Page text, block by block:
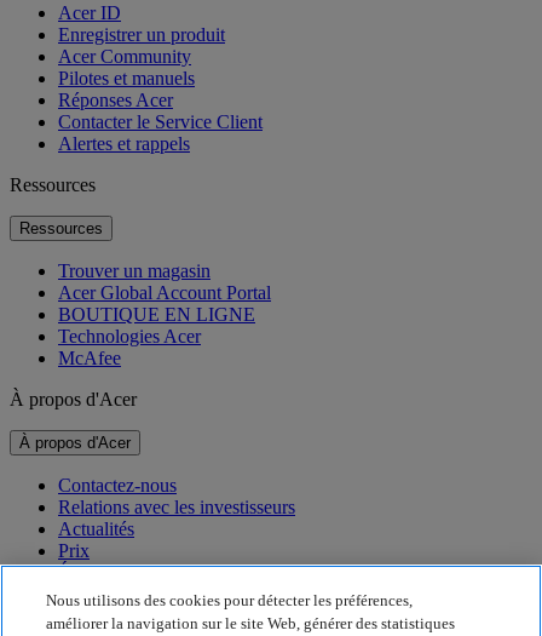
Acer ID
Enregistrer un produit
Acer Community
Pilotes et manuels
Réponses Acer
Contacter le Service Client
Alertes et rappels
Ressources
Ressources
Trouver un magasin
Acer Global Account Portal
BOUTIQUE EN LIGNE
Technologies Acer
McAfee
À propos d'Acer
À propos d'Acer
Contactez-nous
Relations avec les investisseurs
Actualités
Prix
Événements
Développement durable
Nous utilisons des cookies pour détecter les préférences,
améliorer la navigation sur le site Web, générer des statistiques